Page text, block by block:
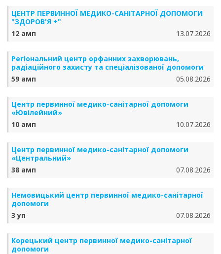
ЦЕНТР ПЕРВИННОЇ МЕДИКО-САНІТАРНОЇ ДОПОМОГИ
"ЗДОРОВ'Я +"
12 амп
13.07.2026
Регіональний центр орфанних захворювань,
радіаційного захисту та спеціалізованої допомоги
59 амп
05.08.2026
Центр первинної медико-санітарної допомоги
«Ювілейний»
10 амп
10.07.2026
Центр первинної медико-санітарної допомоги
«Центральний»
38 амп
07.08.2026
Немовицький центр первинної медико-санітарної
допомоги
3 уп
07.08.2026
Корецький центр первинної медико-санітарної
допомоги